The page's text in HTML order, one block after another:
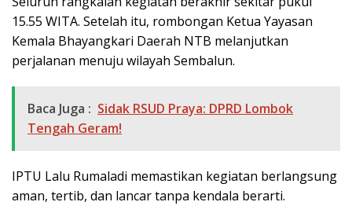
15.55 WITA. Setelah itu, rombongan Ketua Yayasan
Kemala Bhayangkari Daerah NTB melanjutkan
perjalanan menuju wilayah Sembalun.
Baca Juga : Sidak RSUD Praya: DPRD Lombok
Tengah Geram!
IPTU Lalu Rumaladi memastikan kegiatan berlangsung
aman, tertib, dan lancar tanpa kendala berarti.